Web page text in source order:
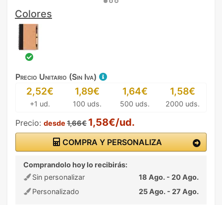
Colores
Precio Unitario (Sin Iva)
2,52€
+1 ud.
1,89€
100 uds.
1,64€
500 uds.
1,58€
2000 uds.
Precio: desde 1,66€ 1,58€/ud.
COMPRA Y PERSONALIZA
Comprandolo hoy lo recibirás:
Sin personalizar
18 Ago. - 20 Ago.
Personalizado
25 Ago. - 27 Ago.